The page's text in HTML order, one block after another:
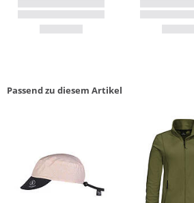
Passend zu diesem Artikel